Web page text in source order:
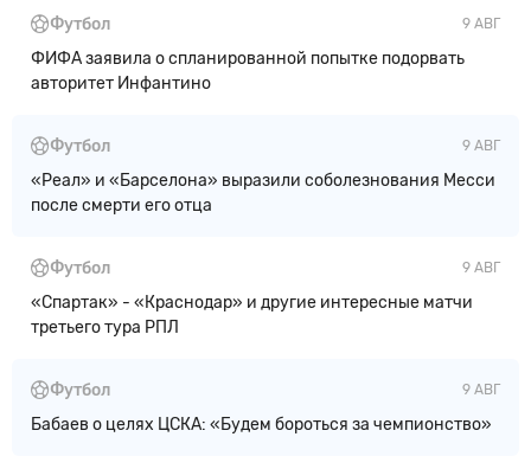
9 АВГ
Футбол
ФИФА заявила о спланированной попытке подорвать
авторитет Инфантино
9 АВГ
Футбол
«Реал» и «Барселона» выразили соболезнования Месси
после смерти его отца
9 АВГ
Футбол
«Спартак» - «Краснодар» и другие интересные матчи
третьего тура РПЛ
9 АВГ
Футбол
Бабаев о целях ЦСКА: «Будем бороться за чемпионство»